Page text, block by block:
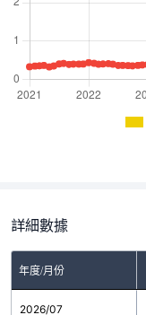
詳細數據
年度/月份
2026/07